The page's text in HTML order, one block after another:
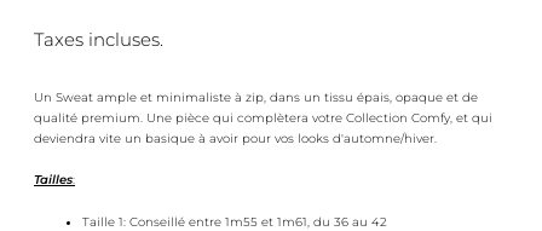
Taxes incluses.
Un Sweat ample et minimaliste à zip, dans un tissu épais, opaque et de
qualité premium. Une pièce qui complètera votre Collection Comfy, et qui
deviendra vite un basique à avoir pour vos looks d'automne/hiver.
Tailles:
Taille 1: Conseillé entre 1m55 et 1m61, du 36 au 42